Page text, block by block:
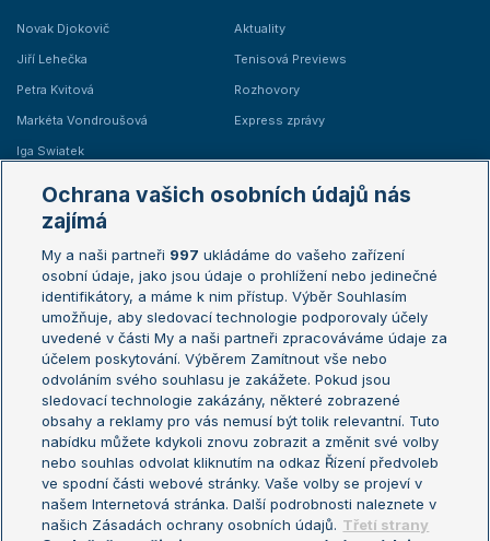
Novak Djokovič
Jiří Lehečka
Petra Kvitová
Markéta Vondroušová
Iga Swiatek
Aktuality
Tenisová Previews
Rozhovory
Express zprávy
Žebříčky
Žebříček ATP (muži)
Žebříček WTA (ženy)
Sázkařský žebříček
Australian Open
French Open
Wimbledon
US Open
Turnaj mistrů
Turnaj mistryň
Aktualní trendy
Fotbalové přestupy
Livesport Daily
Ochrana vašich osobních údajů nás
zajímá
My a naši partneři 997 ukládáme do vašeho zařízení
osobní údaje, jako jsou údaje o prohlížení nebo jedinečné
identifikátory, a máme k nim přístup. Výběr Souhlasím
umožňuje, aby sledovací technologie podporovaly účely
uvedené v části My a naši partneři zpracováváme údaje za
účelem poskytování. Výběrem Zamítnout vše nebo
odvoláním svého souhlasu je zakážete. Pokud jsou
sledovací technologie zakázány, některé zobrazené
obsahy a reklamy pro vás nemusí být tolik relevantní. Tuto
nabídku můžete kdykoli znovu zobrazit a změnit své volby
nebo souhlas odvolat kliknutím na odkaz Řízení předvoleb
ve spodní části webové stránky. Vaše volby se projeví v
našem Internetová stránka. Další podrobnosti naleznete v
našich Zásadách ochrany osobních údajů. Třetí strany